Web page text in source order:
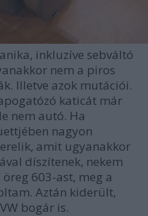
inkluzíve sebváltó
nem a piros
Illetve azok mutációi.
katicát már
nem autó. Ha
nagyon
amit ugyanakkor
díszítenek, nekem
603-ast, meg a
Aztán kiderült,
bogár is.